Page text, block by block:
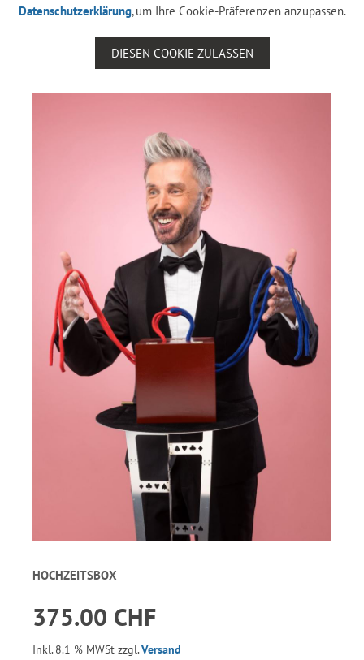
Datenschutzerklärung, um Ihre Cookie-Präferenzen anzupassen.
DIESEN COOKIE ZULASSEN
HOCHZEITSBOX
375.00 CHF
Inkl. 8.1 % MWSt zzgl.Versand